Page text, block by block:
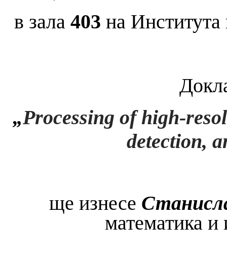
в зала 403 на
„Processing of high-
detection,
ще изнесе
математика